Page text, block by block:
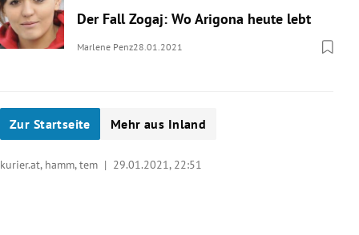
Der Fall Zogaj: Wo Arigona heute lebt
Marlene Penz28.01.2021
Zur Startseite Mehr aus Inland
kurier.at, hamm, tem | 29.01.2021, 22:51